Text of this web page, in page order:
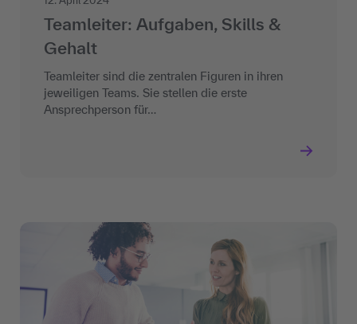
Teamleiter: Aufgaben, Skills &
Gehalt
Teamleiter sind die zentralen Figuren in ihren
jeweiligen Teams. Sie stellen die erste
Ansprechperson für…